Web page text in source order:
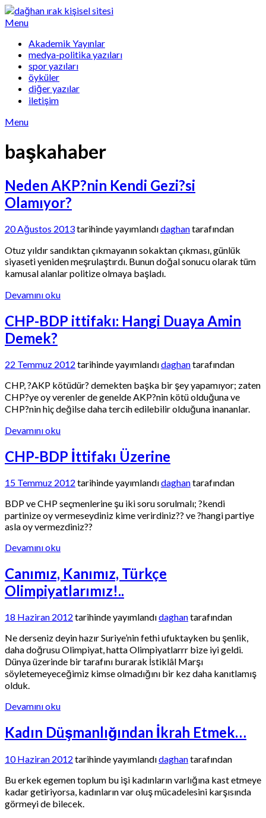
Skip
to
Menu
Akademik Yayınlar
medya-politika yazıları
spor yazıları
öyküler
diğer yazılar
iletişim
Menu
başkahaber
Neden AKP?nin Kendi Gezi?si
Olamıyor?
20 Ağustos 2013tarihinde yayımlandıdaghantarafından
Otuz yıldır sandıktan çıkmayanın sokaktan çıkması, günlük
siyaseti yeniden meşrulaştırdı. Bunun doğal sonucu olarak tüm
kamusal alanlar politize olmaya başladı.
Devamını oku
CHP-BDP ittifakı: Hangi Duaya Amin
Demek?
22 Temmuz 2012 tarihinde yayımlandıdaghantarafından
CHP, ?AKP kötüdür? demekten başka bir şey yapamıyor; zaten
CHP?ye oy verenler de genelde AKP?nin kötü olduğuna ve
CHP?nin hiç değilse daha tercih edilebilir olduğuna inananlar.
Devamını oku
CHP-BDP İttifakı Üzerine
15 Temmuz 2012 tarihinde yayımlandıdaghantarafından
BDP ve CHP seçmenlerine şu iki soru sorulmalı; ?kendi
partinize oy vermeseydiniz kime verirdiniz?? ve ?hangi partiye
asla oy vermezdiniz??
Devamını oku
Canımız, Kanımız, Türkçe
Olimpiyatlarımız!..
18 Haziran 2012 tarihinde yayımlandıdaghantarafından
Ne derseniz deyin hazır Suriye’nin fethi ufuktayken bu şenlik,
daha doğrusu Olimpiyat, hatta Olimpiyatlarrr bize iyi geldi.
Dünya üzerinde bir tarafını burarak İstiklâl Marşı
söyletemeyeceğimiz kimse olmadığını bir kez daha kanıtlamış
olduk.
Devamını oku
Kadın Düşmanlığından İkrah Etmek…
10 Haziran 2012 tarihinde yayımlandıdaghantarafından
Bu erkek egemen toplum bu işi kadınların varlığına kast etmeye
kadar getiriyorsa, kadınların var oluş mücadelesini karşısında
görmeyi de bilecek.